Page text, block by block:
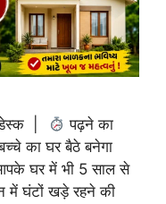
डेस्क |
पढ़ने का
का घर बैठे बनेगा
घर में भी 5 साल से
में घंटों खड़े रहने की